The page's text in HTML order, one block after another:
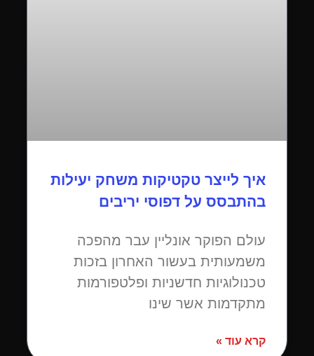
איך לייצר טקטיקות משחק יעילות
בהתבסס על דפוסי יריבים
עולם הפוקר אונליין עבר מהפכה
משמעותית בעשור האחרון בזכות
טכנולוגיות חדשניות ופלטפורמות
מתקדמות אשר שינו
קרא עוד »